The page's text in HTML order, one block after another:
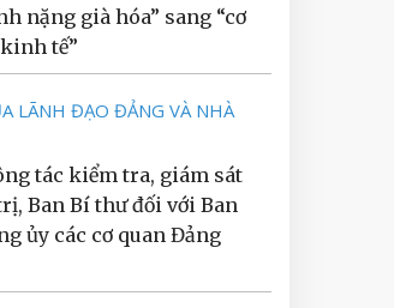
nặng già hóa” sang “cơ
tế”
LÃNH ĐẠO ĐẢNG VÀ NHÀ
tác kiểm tra, giám sát
Ban Bí thư đối với Ban
ủy các cơ quan Đảng